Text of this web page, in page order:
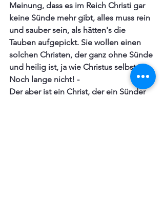
Meinung, dass es im Reich Christi gar
keine Sünde mehr gibt, alles muss rein
und sauber sein, als hätten's die
Tauben aufgepickt. Sie wollen einen
solchen Christen, der ganz ohne Sünde
und heilig ist, ja wie Christus selbst ist.
Noch lange nicht! -
Der aber ist ein Christ, der ein Sünder